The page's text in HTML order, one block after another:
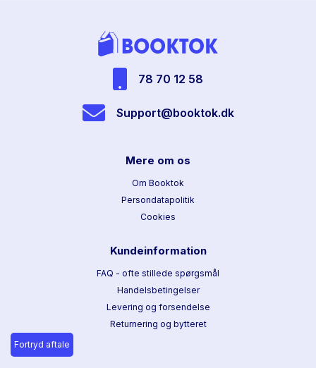
78 70 12 58
Support@booktok.dk
Mere om os
Om Booktok
Persondatapolitik
Cookies
Kundeinformation
FAQ - ofte stillede spørgsmål
Handelsbetingelser
Levering og forsendelse
Returnering og bytteret
Fortryd aftale